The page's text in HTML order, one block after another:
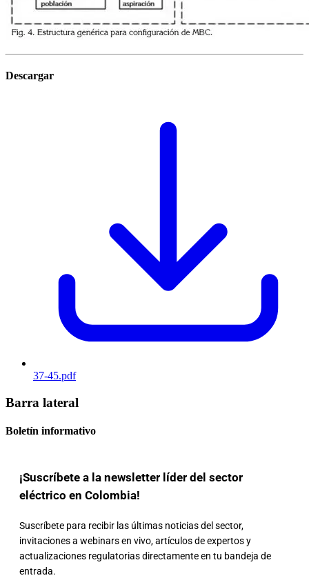
Descargar
37-45.pdf
Barra lateral
Boletín informativo
¡Suscríbete a la newsletter líder del sector
eléctrico en Colombia!
Suscríbete para recibir las últimas noticias del sector,
invitaciones a webinars en vivo, artículos de expertos y
actualizaciones regulatorias directamente en tu bandeja de
entrada.